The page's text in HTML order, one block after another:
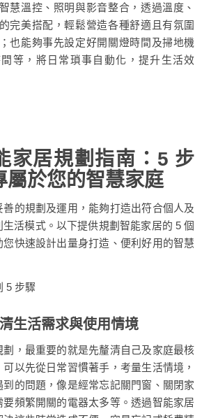
慧溫控、照明與影音整合，透過溫度、
完美搭配，輕鬆營造各種舒適且有氛圍
也能夠事先設定好開關燈時間及掃地機
等，將日常瑣事自動化，提升生活效
家居規劃指南：5 步
屬於您的智慧家庭
善的規劃及運用，能夠打造出符合個人及
生活模式。以下提供規劃智能家居的 5 個
您快速設計出量身打造、便利好用的智慧
生活需求與使用情境
劃，最重要的就是先釐清自己及家庭最核
以先從日常習慣著手，考量生活情境，
到的問題，像是經常忘記關門窗、關閉家
要頻繁開關的電器太多等。透過智能家居